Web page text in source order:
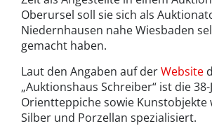
Oberursel soll sie sich als
Niedernhausen nahe Wiesbaden
gemacht haben.
Laut den Angaben auf derWebsite
„Auktionshaus Schreiber“ ist die
Orientteppiche sowie Kunstobjekte
Silber und Porzellan spezialisiert.